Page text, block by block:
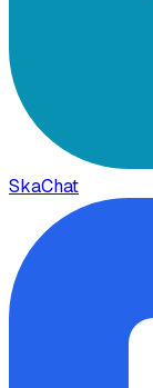
SkaChat